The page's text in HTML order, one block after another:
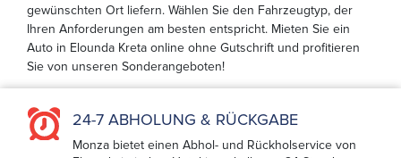
gewünschten Ort liefern. Wählen Sie den Fahrzeugtyp, der
Ihren Anforderungen am besten entspricht. Mieten Sie ein
Auto in Elounda Kreta online ohne Gutschrift und profitieren
Sie von unseren Sonderangeboten!
24-7 ABHOLUNG & RÜCKGABE
Monza bietet einen Abhol- und Rückholservice von